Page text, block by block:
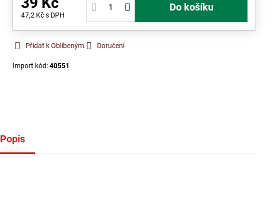
47,2 Kčs DPH
Do košíku
Přidat k Oblíbeným Doručení
Import kód:40551
Popis